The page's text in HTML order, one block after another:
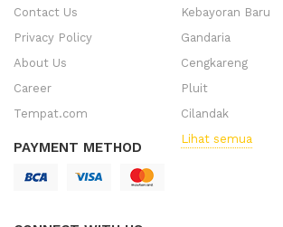
Contact Us
Privacy Policy
About Us
Career
Tempat.com
PAYMENT METHOD
Kebayoran Baru
Gandaria
Cengkareng
Pluit
Cilandak
Lihat semua